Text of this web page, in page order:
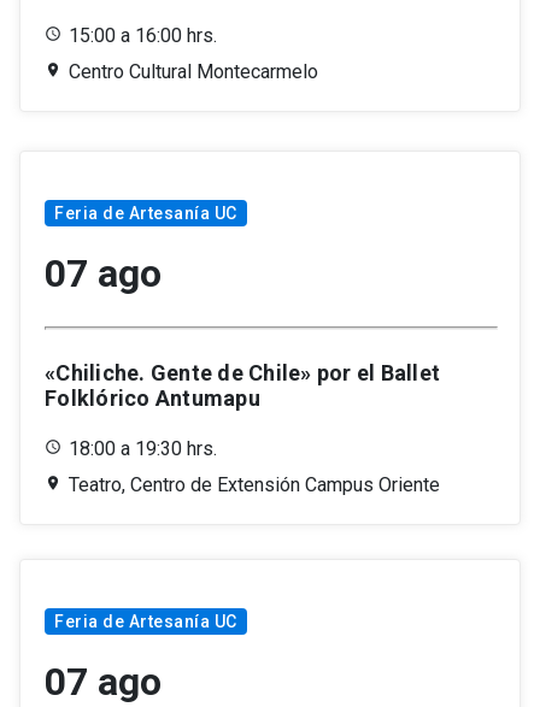
15:00 a 16:00 hrs.
Centro Cultural Montecarmelo
Feria de Artesanía UC
07 ago
«Chiliche. Gente de Chile» por el Ballet
Folklórico Antumapu
18:00 a 19:30 hrs.
Teatro, Centro de Extensión Campus Oriente
Feria de Artesanía UC
07 ago